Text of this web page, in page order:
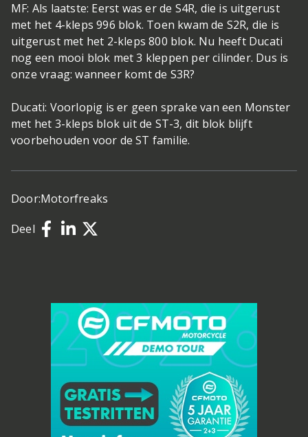
MF: Als laatste: Eerst was er de S4R, die is uitgerust
met het 4-kleps 996 blok. Toen kwam de S2R, die is
uitgerust met het 2-kleps 800 blok. Nu heeft Ducati
nog een mooi blok met 3 kleppen per cilinder. Dus is
onze vraag: wanneer komt de S3R?
Ducati: Voorlopig is er geen sprake van een Monster
met het 3-kleps blok uit de ST-3, dit blok blijft
voorbehouden voor de ST familie.
Door:Motorfreaks
Deel